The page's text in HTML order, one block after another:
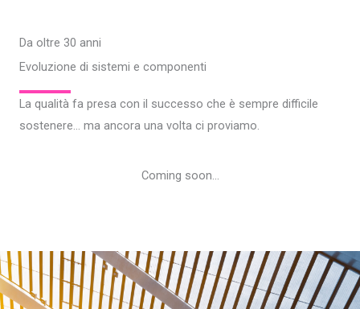
Da oltre 30 anni
Evoluzione di sistemi e componenti
La qualità fa presa con il successo che è sempre difficile
sostenere… ma ancora una volta ci proviamo.
Coming soon…